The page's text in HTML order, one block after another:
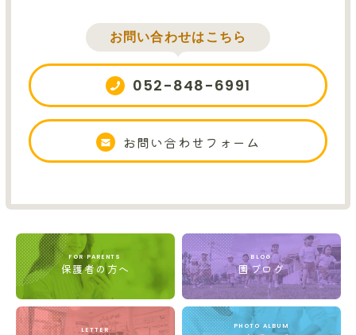
お問い合わせはこちら
052-848-6991
お問い合わせフォーム
FOR PARENTS
保護者の方へ
BLOG
園ブログ
LETTER PHOTO ALBUM